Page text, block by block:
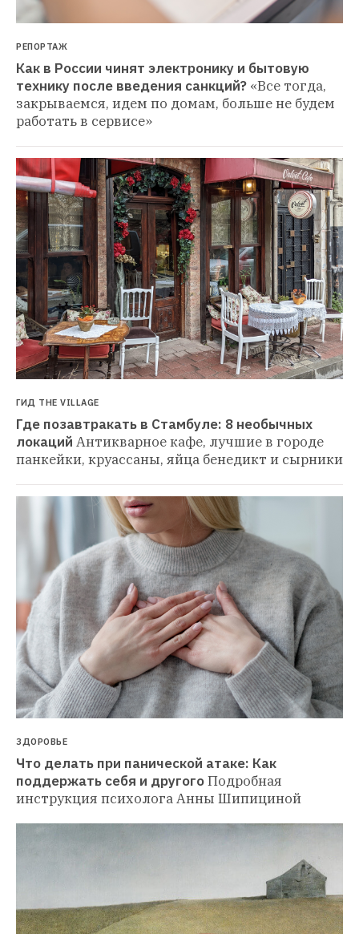
РЕПОРТАЖ
Как в России чинят электронику и бытовую
технику после введения санкций? «Все тогда,
закрываемся, идем по домам, больше не будем
работать в сервисе»
ГИД THE VILLAGE
Где позавтракать в Стамбуле: 8 необычных
локаций Антикварное кафе, лучшие в городе
панкейки, круассаны, яйца бенедикт и сырники
ЗДОРОВЬЕ
Что делать при панической атаке: Как
поддержать себя и другогоПодробная
инструкция психолога Анны Шипициной